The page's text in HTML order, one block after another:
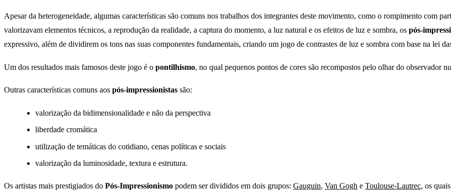
Apesar da heterogeneidade, algumas características são comuns nos trabalhos dos integrantes deste movimento, como o rompimento com
valorizavam elementos técnicos, a reprodução da realidade, a captura do momento, a luz natural e os efeitos de luz e sombra, os pós-
expressivo, além de dividirem os tons nas suas componentes fundamentais, criando um jogo de contrastes de luz e sombra com base na lei
Um dos resultados mais famosos deste jogo é o pontilhismo, no qual pequenos pontos de cores são recompostos pelo olhar do observador
Outras características comuns aos pós-impressionistas são:
valorização da bidimensionalidade e não da perspectiva
liberdade cromática
utilização de temáticas do cotidiano, cenas políticas e sociais
valorização da luminosidade, textura e estrutura.
Os artistas mais prestigiados do Pós-Impressionismo podem ser divididos em dois grupos: Gauguin, Van Gogh e Toulouse-Lautrec, os